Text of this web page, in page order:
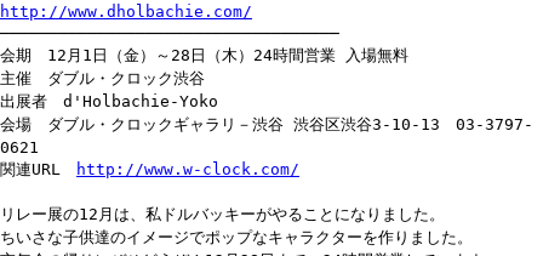
http://www.dholbachie.com/
───────────────────────────────────
会期 12月1日（金）～28日（木）24時間営業 入場無料
主催 ダブル・クロック渋谷
出展者 d'Holbachie-Yoko
会場 ダブル・クロックギャラリ－渋谷 渋谷区渋谷3-10-13 03-3797-
0621
関連URL
http://www.w-clock.com/
リレー展の12月は、私ドルバッキーがやることになりました。
ちいさな子供達のイメージでポップなキャラクターを作りました。